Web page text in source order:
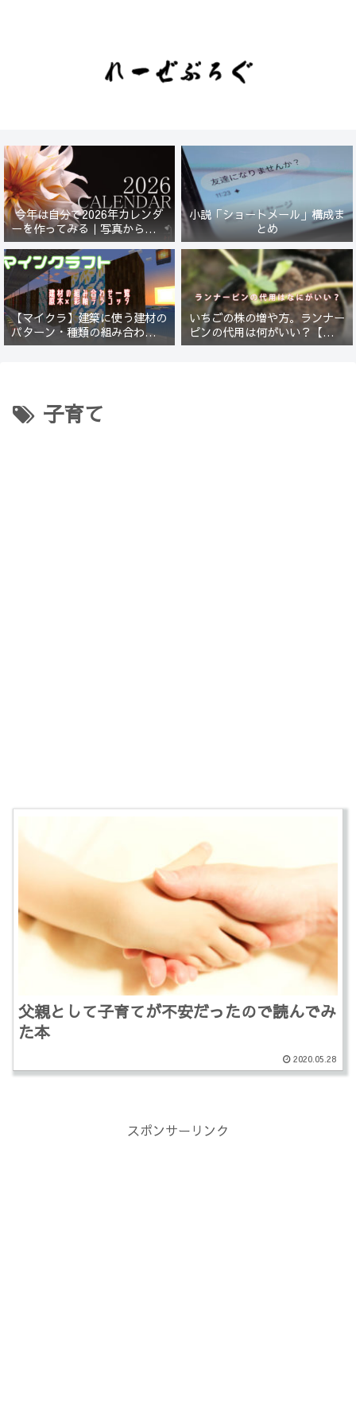
今年は自分で2026年カレンダ
ーを作ってみる｜写真から始ま
る小さなプロジェクト【一灯
花】
小説「ショートメール」構成ま
とめ
【マイクラ】建築に使う建材の
パターン・種類の組み合わせ一
覧！原木×彩釉テラコッタ編
いちごの株の増や方。ランナー
ピンの代用は何がいい？【５年
放置したイチゴは復活するの
子育て
父親として子育てが不安だったので読んでみ
た本
2020.05.28
スポンサーリンク